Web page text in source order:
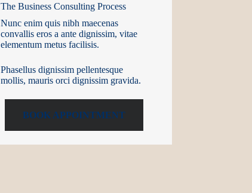
The Business Consulting Process
Nunc enim quis nibh maecenas
convallis eros a ante dignissim, vitae
elementum metus facilisis.
Phasellus dignissim pellentesque
mollis, mauris orci dignissim gravida.
BOOK APPOINTMENT